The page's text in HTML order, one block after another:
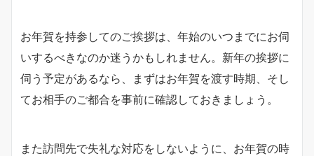
お年賀を持参してのご挨拶は、年始のいつまでにお伺
いするべきなのか迷うかもしれません。新年の挨拶に
伺う予定があるなら、まずはお年賀を渡す時期、そし
てお相手のご都合を事前に確認しておきましょう。
また訪問先で失礼な対応をしないように、お年賀の時